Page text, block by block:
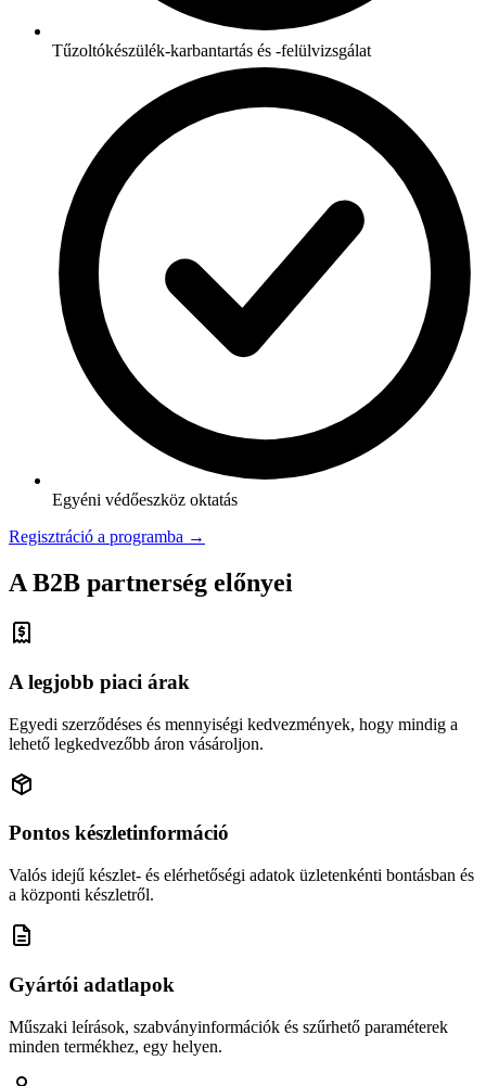
Tűzoltókészülék-karbantartás és -felülvizsgálat
Egyéni védőeszköz oktatás
Regisztráció a programba →
A B2B partnerség előnyei
A legjobb piaci árak
Egyedi szerződéses és mennyiségi kedvezmények, hogy mindig a
lehető legkedvezőbb áron vásároljon.
Pontos készletinformáció
Valós idejű készlet- és elérhetőségi adatok üzletenkénti bontásban és
a központi készletről.
Gyártói adatlapok
Műszaki leírások, szabványinformációk és szűrhető paraméterek
minden termékhez, egy helyen.